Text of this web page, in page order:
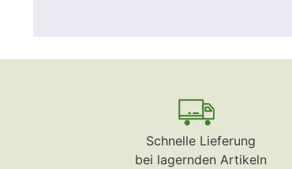
Schnelle Lieferung
bei lagernden Artikeln